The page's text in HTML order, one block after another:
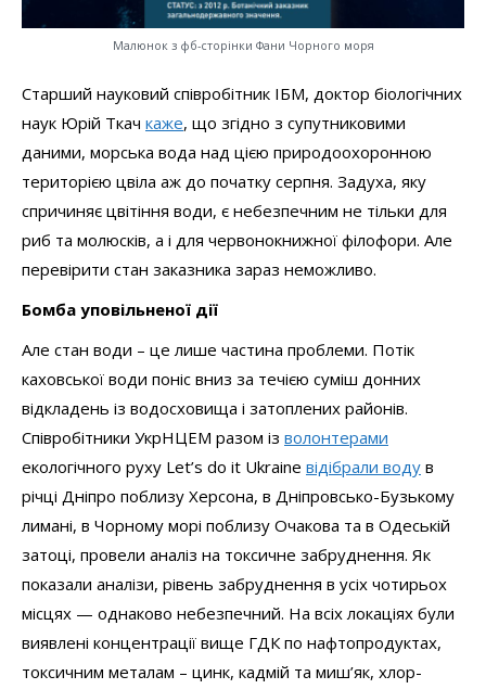
Малюнок з фб-сторінки Фани Чорного моря
Старший науковий співробітник ІБМ, доктор біологічних
наук Юрій Ткач каже, що згідно з супутниковими
даними, морська вода над цією природоохоронною
територією цвіла аж до початку серпня. Задуха, яку
спричиняє цвітіння води, є небезпечним не тільки для
риб та молюсків, а і для червонокнижної філофори. Але
перевірити стан заказника зараз неможливо.
Бомба уповільненої дії
Але стан води – це лише частина проблеми. Потік
каховської води поніс вниз за течією суміш донних
відкладень із водосховища і затоплених районів.
Співробітники УкрНЦЕМ разом із волонтерами
екологічного руху Let’s do it Ukraine відібрали воду в
річці Дніпро поблизу Херсона, в Дніпровсько-Бузькому
лимані, в Чорному морі поблизу Очакова та в Одеській
затоці, провели аналіз на токсичне забруднення. Як
показали аналізи, рівень забруднення в усіх чотирьох
місцях — однаково небезпечний. На всіх локаціях були
виявлені концентрації вище ГДК по нафтопродуктах,
токсичним металам – цинк, кадмій та миш’як, хлор-